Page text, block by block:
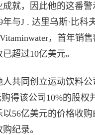
就，因此他的这番
与J . 达里乌斯·比科
，首年销
超过10亿美元。
共同创立运动饮料
得该公司10%的股
56亿美元的价格收
纪录。